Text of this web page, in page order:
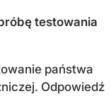
testowania
państwa
Odpowiedź